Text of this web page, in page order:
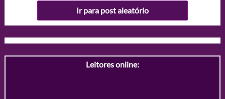
Ir para post aleatório
Leitores online: